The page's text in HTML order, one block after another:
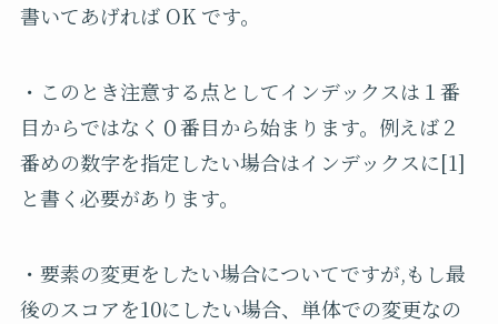
書いてあげれば OK です。
・このとき注意する点としてインデックスは１番
目からではなく０番目から始まります。例えば２
番めの数字を指定したい場合はインデックスに[1]
と書く必要があります。
・要素の変更をしたい場合についてですが,もし最
後のスコアを10にしたい場合、単体での変更なの